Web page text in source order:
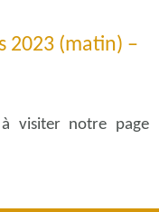
2023 (matin) –
visiter notre page